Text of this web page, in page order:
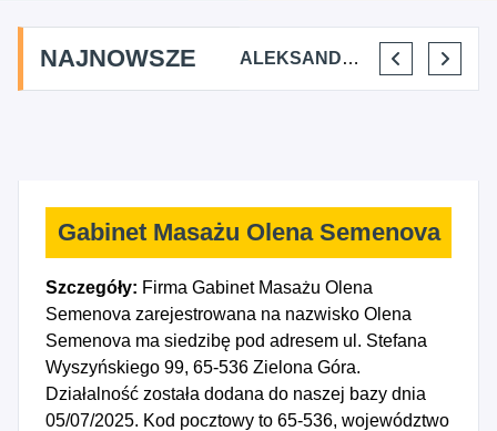
NAJNOWSZE
AGSON AGNIESZKA SUCHWAŁKO ALEKSANDAR MITREV PRZEM-KO PRZEMYSŁAW KOWALSKI
Gabinet Masażu Olena Semenova
Szczegóły: Firma Gabinet Masażu Olena
Semenova zarejestrowana na nazwisko Olena
Semenova ma siedzibę pod adresem ul. Stefana
Wyszyńskiego 99, 65-536 Zielona Góra.
Działalność została dodana do naszej bazy dnia
05/07/2025. Kod pocztowy to 65-536, województwo